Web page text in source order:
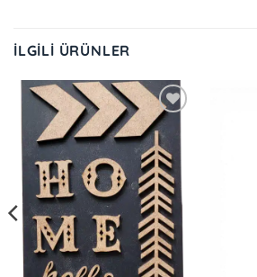
İLGILI ÜRÜNLER
İstek
Listeme
Ekle